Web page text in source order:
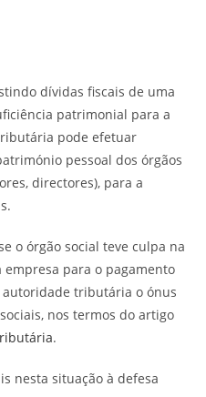
dívidas fiscais de uma
patrimonial para a
pode efetuar
pessoal dos órgãos
directores), para a
o órgão social teve culpa na
para o pagamento
autoridade tributária o ónus
nos termos do artigo
.
nesta situação à defesa